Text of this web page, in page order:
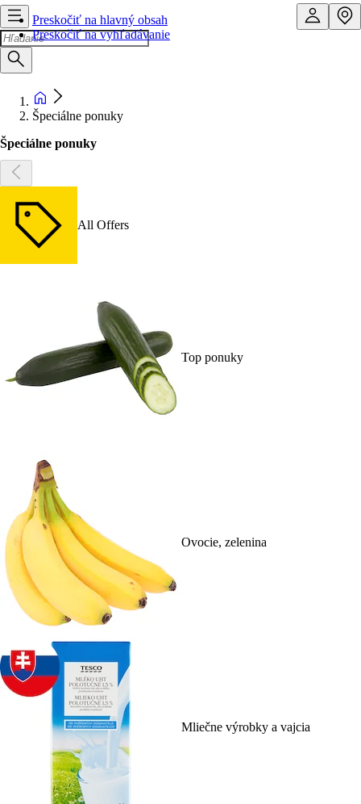
Preskočiť na hlavný obsah
Preskočiť na vyhľadávanie
Špeciálne ponuky
Špeciálne ponuky
All Offers
Top ponuky
Ovocie, zelenina
Mliečne výrobky a vajcia